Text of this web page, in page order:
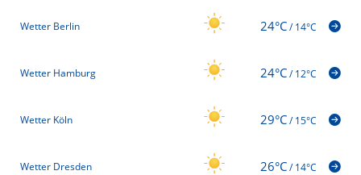
Wetter Berlin 24°C/14°C
Wetter Hamburg 24°C/12°C
Wetter Köln 29°C/15°C
Wetter Dresden 26°C/14°C